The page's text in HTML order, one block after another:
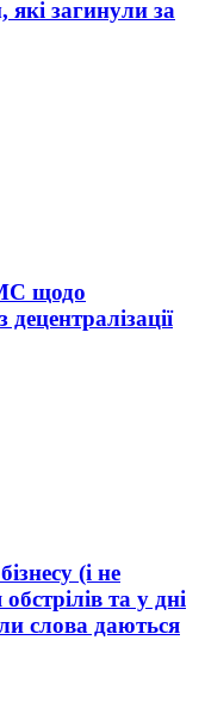
які загинули за
щодо
(і не
та у дні
слова даються